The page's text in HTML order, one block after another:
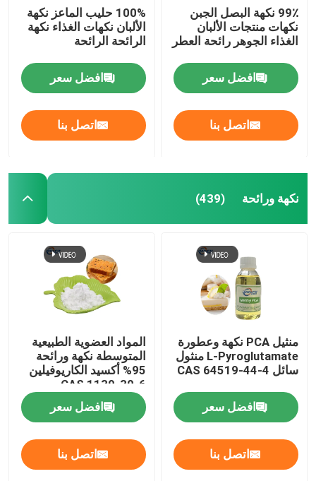
99٪ نكهة البصل الجبن
نكهات منتجات الألبان
الغذاء الجوهر رائحة العطر
افضل سعر
اتصل بنا
100% حليب الماعز نكهة
الألبان نكهات الغذاء نكهة
الرائحة الرائحة
افضل سعر
اتصل بنا
نكهة ورائحة (439)
منثيل PCA نكهة وعطورة
L-Pyroglutamate منثول
سائل CAS 64519-44-4
افضل سعر
اتصل بنا
المواد العضوية الطبيعية
المتوسطة نكهة ورائحة
95% أكسيد الكاريوفيلين
CAS 1139-30-6
افضل سعر
اتصل بنا